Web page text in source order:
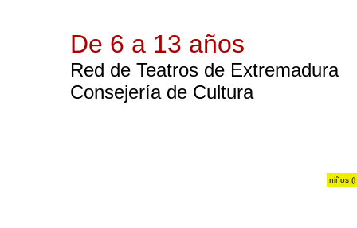
De 6 a 13 años
Red de Teatros de Extremadura
Consejería de Cultura
niños